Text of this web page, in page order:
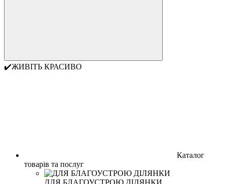
✔️ЖИВІТЬ КРАСИВО
Каталог
товарів та послуг
ДЛЯ БЛАГОУСТРОЮ ДІЛЯНКИ